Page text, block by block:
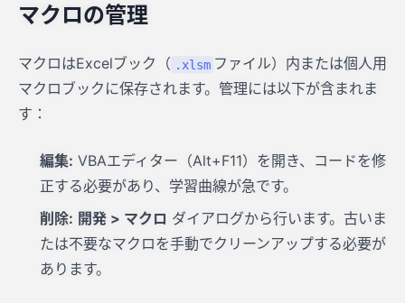
マクロの管理
マクロはExcelブック（ .xlsm ファイル）内または個人用
マクロブックに保存されます。管理には以下が含まれま
す：
編集: VBAエディター（Alt+F11）を開き、コードを修
正する必要があり、学習曲線が急です。
削除: 開発 > マクロ ダイアログから行います。古いま
たは不要なマクロを手動でクリーンアップする必要が
あります。